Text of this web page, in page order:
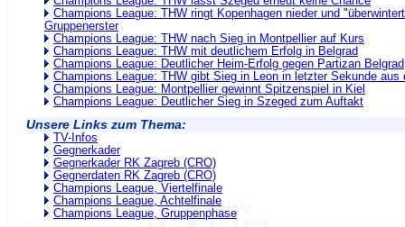
Champions League: THW ringt Kopenhagen nieder und
Gruppenerster
Champions League: THW nach Sieg in Montpellier auf Kurs
Champions League: THW mit deutlichem Erfolg in Belgrad
Champions League: Deutlicher Heim-Erfolg gegen Partizan Belgrad
Champions League: THW gibt Sieg in Leon in letzter Sekunde aus
Champions League: Montpellier gewinnt Spitzenspiel in Kiel
Champions League: Deutlicher Sieg in Szeged zum Auftakt
Unsere Links zum Thema:
TV-Infos
Gegnerkader
Gegnerkader RK Zagreb (CRO)
Gegnerdaten RK Zagreb (CRO)
Champions League, Viertelfinale
Champions League, Achtelfinale
Champions League, Gruppenphase